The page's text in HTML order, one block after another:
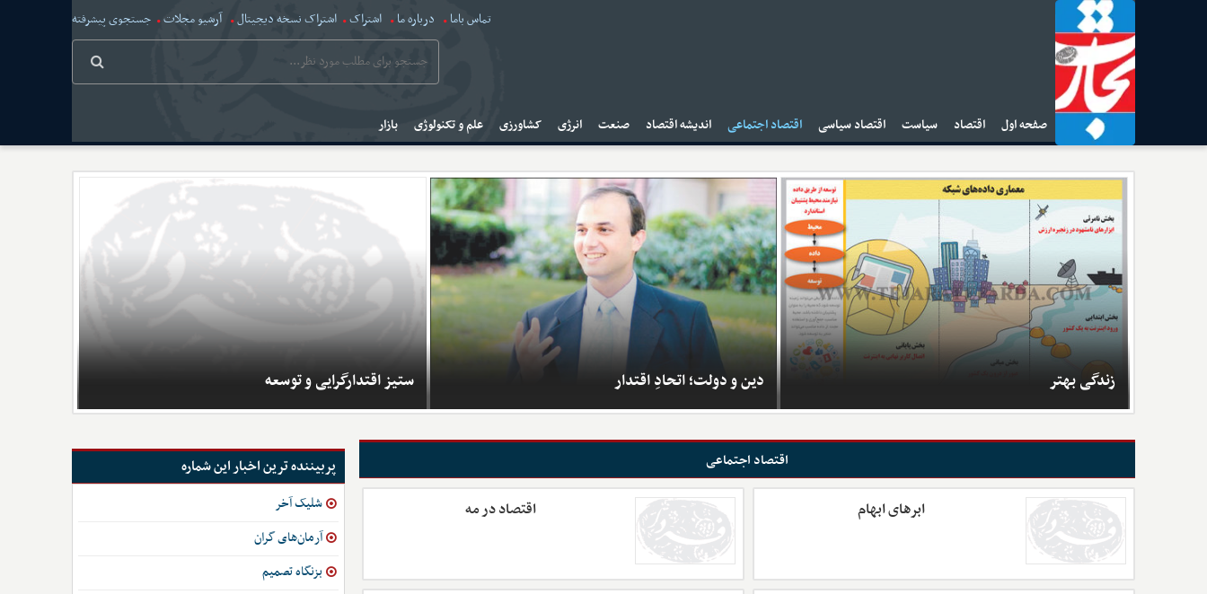
تماس باما درباره ما اشتراک اشتراک نسخه دیجیتال آرشیو مجلات جستجوی پیشرفته
صفحه اول اقتصاد سیاست اقتصاد سیاسی اقتصاد اجتماعی اندیشه اقتصاد صنعت انرژی کشاورزی علم و تکنولوژی بازار
زندگی بهتر دین و دولت؛ اتحادِ اقتدار ستیز اقتدارگرایی و توسعه
اقتصاد اجتماعی
ابرهای ابهام اقتصاد در مه
پربیننده ترین اخبار این شماره
شلیک آخر
آرمان‌های گران
بزنگاه تصمیم